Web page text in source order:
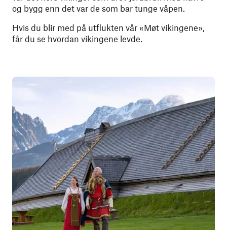
og bygg enn det var de som bar tunge våpen.
Hvis du blir med på utflukten vår «Møt vikingene»,
får du se hvordan vikingene levde.